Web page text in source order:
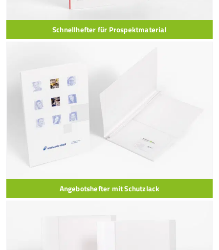
Schnellhefter für Prospektmaterial
Angebotshefter mit Schutzlack